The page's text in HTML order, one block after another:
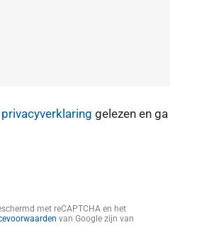
privacyverklaring gelezen en ga
met reCAPTCHA en het
van Google zijn van